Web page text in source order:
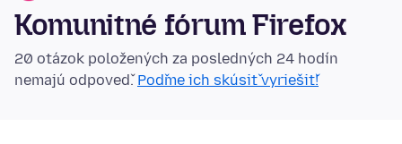
Komunitné fórum Firefox
20 otázok položených za posledných 24 hodín
nemajú odpoveď.Poďme ich skúsiť vyriešiť!